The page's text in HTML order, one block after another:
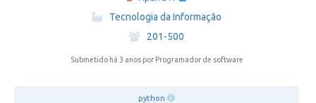
Tecnologia da Informação
·
201-500
Submetido há 3 anos por Programador de software
python